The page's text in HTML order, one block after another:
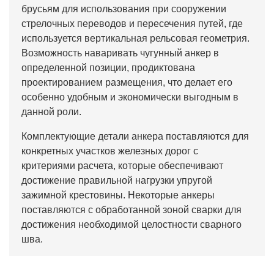
брусьям для использования при сооружении
стрелочных переводов и пересечения путей, где
используется вертикальная рельсовая геометрия.
Возможность наваривать чугунный анкер в
определенной позиции, продиктована
проектированием размещения, что делает его
особенно удобным и экономически выгодным в
данной роли.
Комплектующие детали анкера поставляются для
конкретных участков железных дорог с
критериями расчета, которые обеспечивают
достижение правильной нагрузки упругой
зажимной крестовины. Некоторые анкеры
поставляются с обработанной зоной сварки для
достижения необходимой целостности сварного
шва.